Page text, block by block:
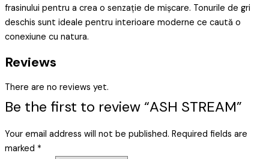
frasinului pentru a crea o senzație de mișcare. Tonurile de gri
deschis sunt ideale pentru interioare moderne ce caută o
conexiune cu natura.
Reviews
There are no reviews yet.
Be the first to review “ASH STREAM”
Your email address will not be published. Required fields are
marked *